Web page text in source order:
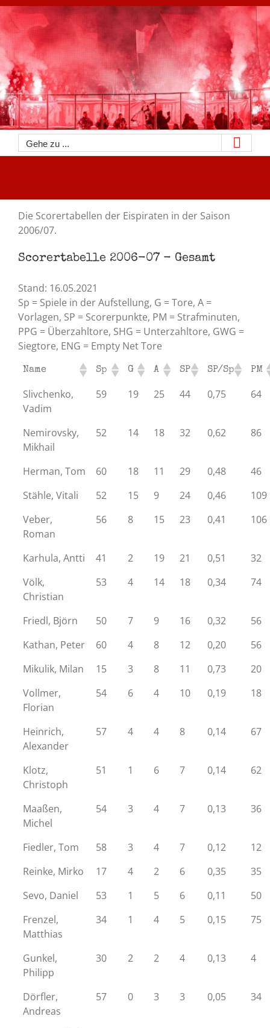
Zum
Inhalt
springen
Gehe zu ...
Die Scorertabellen der Eispiraten in der Saison
2006/07.
Scorertabelle 2006-07 - Gesamt
Stand: 16.05.2021
Sp = Spiele in der Aufstellung, G = Tore, A =
Vorlagen, SP = Scorerpunkte, PM = Strafminuten,
PPG = Überzahltore, SHG = Unterzahltore, GWG =
Siegtore, ENG = Empty Net Tore
Name Sp G A SP SP/Sp PM
Slivchenko,
Vadim
59 19 25 44 0,75 64
Nemirovsky,
Mikhail
52 14 18 32 0,62 86
Herman, Tom 60 18 11 29 0,48
46
Stähle, Vitali
52 15 9 24 0,46
109
Veber,
Roman
56 8 15 23 0,41 106
Karhula, Antti 41 2 19 21 0,51
32
Völk,
Christian
53 4 14 18 0,34 74
Friedl, Björn 50 7 9 16 0,32
56
Kathan, Peter
60 4 8 12 0,20
56
Mikulik, Milan
15 3 8 11 0,73
20
Vollmer,
Florian
54 6 4 10 0,19 18
Heinrich,
Alexander
57 4 4 8 0,14 67
Klotz,
Christoph
51 1 6 7 0,14 62
Maaßen,
Michel
54 3 4 7 0,13 36
Fiedler, Tom 58 3 4 7 0,12
12
Reinke, Mirko
17 4 2 6 0,35
35
Sevo, Daniel
53 1 5 6 0,11
50
Frenzel,
Matthias
34 1 4 5 0,15 75
Gunkel,
Philipp
30 2 2 4 0,13 4
Dörfler,
Andreas
57 0 3 3 0,05 34